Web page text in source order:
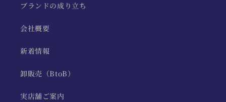
ブランドの成り立ち
会社概要
新着情報
卸販売（BtoB）
実店舗ご案内